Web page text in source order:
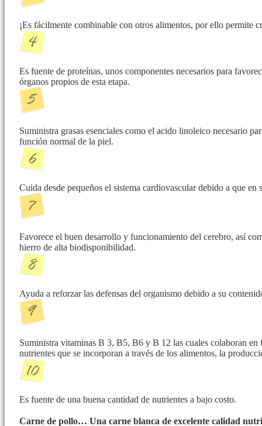
¡Es fácilmente combinable con otros alimentos, por ello permite
Es fuente de proteínas, unos componentes necesarios para
órganos propios de esta etapa.
Suministra grasas esenciales como el acido linoleico necesario
función normal de la piel.
Cuida desde pequeños el sistema cardiovascular debido a que
Favorece el buen desarrollo y funcionamiento del cerebro, así
hierro de alta biodisponibilidad.
Ayuda a reforzar las defensas del organismo debido a su
Suministra vitaminas B 3, B5, B6 y B 12 las cuales colaboran
nutrientes que se incorporan a través de los alimentos, la
Es fuente de una buena cantidad de nutrientes a bajo costo.
Carne de pollo… Una carne blanca de excelente calidad